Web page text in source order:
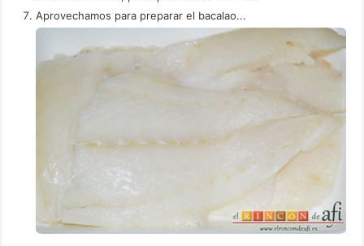
Aprovechamos para preparar el bacalao...